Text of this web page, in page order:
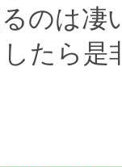
のは凄
たら